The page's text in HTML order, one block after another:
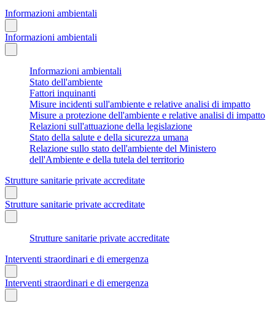
Informazioni ambientali
Informazioni ambientali
Informazioni ambientali
Stato dell'ambiente
Fattori inquinanti
Misure incidenti sull'ambiente e relative analisi di impatto
Misure a protezione dell'ambiente e relative analisi di impatto
Relazioni sull'attuazione della legislazione
Stato della salute e della sicurezza umana
Relazione sullo stato dell'ambiente del Ministero
dell'Ambiente e della tutela del territorio
Strutture sanitarie private accreditate
Strutture sanitarie private accreditate
Strutture sanitarie private accreditate
Interventi straordinari e di emergenza
Interventi straordinari e di emergenza